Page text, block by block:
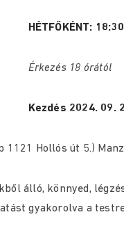
HÉTFŐKÉNT:
Érkezés 18 órától
Kezdés 2024. 09.
1121 Hollós út 5.)
álló, könnyed,
gyakorolva a